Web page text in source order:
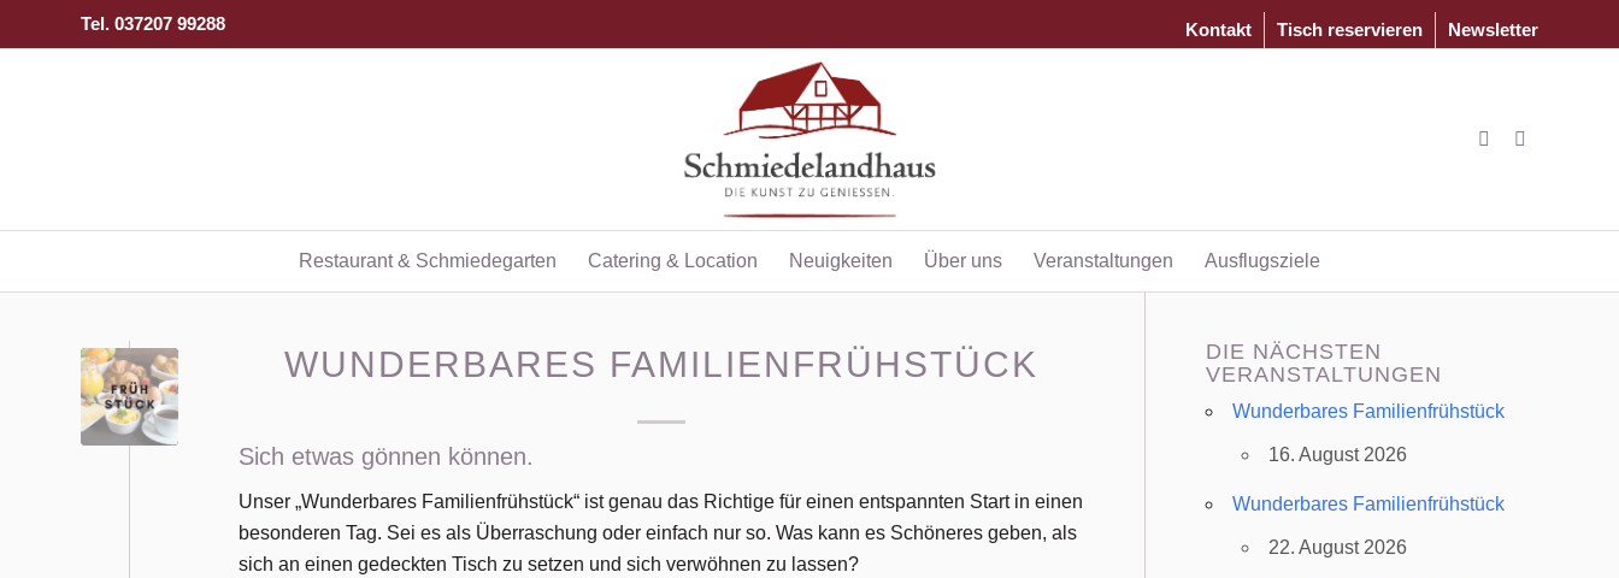
Kontakt Tisch reservieren Newsletter
Tel. 037207 99288
Restaurant & Schmiedegarten Catering & Location Neuigkeiten Über uns Veranstaltungen Ausflugsziele
WUNDERBARES FAMILIENFRÜHSTÜCK
Sich etwas gönnen können.
Unser „Wunderbares Familienfrühstück“ ist genau das Richtige für einen entspannten Start in einen
besonderen Tag. Sei es als Überraschung oder einfach nur so. Was kann es Schöneres geben, als
sich an einen gedeckten Tisch zu setzen und sich verwöhnen zu lassen?
DIE NÄCHSTEN
VERANSTALTUNGEN
Wunderbares Familienfrühstück
16. August 2026
Wunderbares Familienfrühstück
22. August 2026